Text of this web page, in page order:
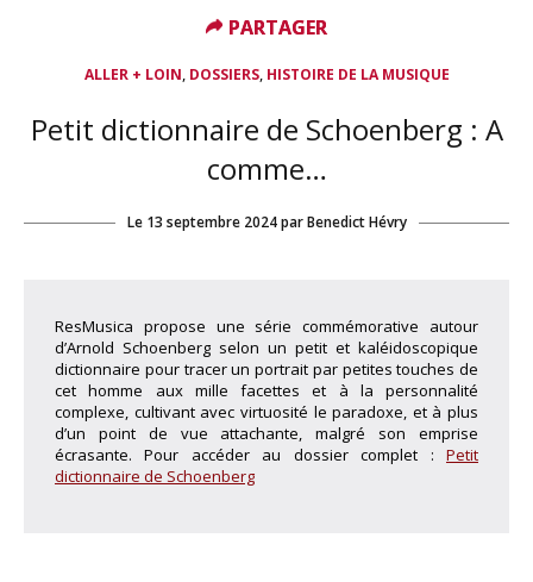
ALLER + LOIN, DOSSIERS, HISTOIRE DE LA MUSIQUE
Petit dictionnaire de Schoenberg : A
comme…
Le 13 septembre 2024 par Benedict Hévry
ResMusica propose une série commémorative autour
d’Arnold Schoenberg selon un petit et kaléidoscopique
dictionnaire pour tracer un portrait par petites touches de
cet homme aux mille facettes et à la personnalité
complexe, cultivant avec virtuosité le paradoxe, et à plus
d’un point de vue attachante, malgré son emprise
écrasante. Pour accéder au dossier complet : Petit
dictionnaire de Schoenberg
PARTAGER
PARTAGER